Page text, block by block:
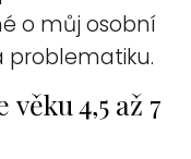
o můj osobní
problematiku.
4,5 až 7